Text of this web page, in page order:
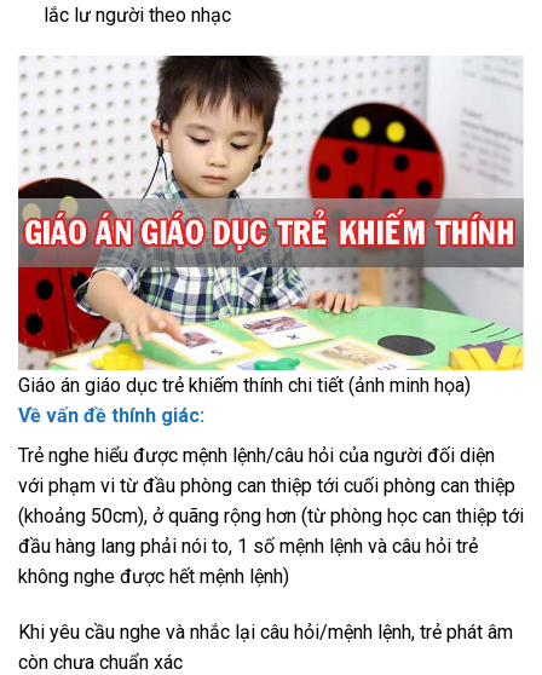
lắc lư người theo nhạc
Giáo án giáo dục trẻ khiếm thính chi tiết (ảnh minh họa)
Về vấn đề thính giác:
Trẻ nghe hiểu được mệnh lệnh/câu hỏi của người đối diện
với phạm vi từ đầu phòng can thiệp tới cuối phòng can thiệp
(khoảng 50cm), ở quãng rộng hơn (từ phòng học can thiệp tới
đầu hàng lang phải nói to, 1 số mệnh lệnh và câu hỏi trẻ
không nghe được hết mệnh lệnh)
Khi yêu cầu nghe và nhắc lại câu hỏi/mệnh lệnh, trẻ phát âm
còn chưa chuẩn xác